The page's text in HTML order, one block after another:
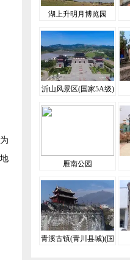
湖上升明月博览园
沂山风景区(国家5A级)
雁南公园
青溪古镇(青川县城)(国